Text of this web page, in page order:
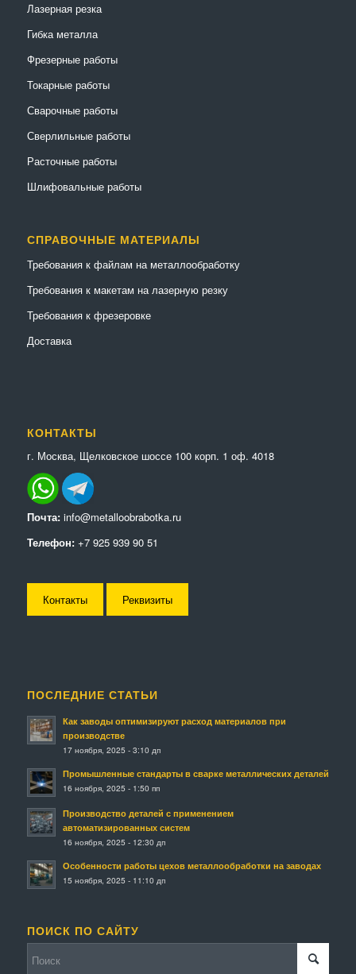
Лазерная резка
Гибка металла
Фрезерные работы
Токарные работы
Сварочные работы
Сверлильные работы
Расточные работы
Шлифовальные работы
СПРАВОЧНЫЕ МАТЕРИАЛЫ
Требования к файлам на металлообработку
Требования к макетам на лазерную резку
Требования к фрезеровке
Доставка
КОНТАКТЫ
г. Москва, Щелковское шоссе 100 корп. 1 оф. 4018
Почта: info@metalloobrabotka.ru
Телефон: +7 925 939 90 51
Контакты Реквизиты
ПОСЛЕДНИЕ СТАТЬИ
Как заводы оптимизируют расход материалов при
производстве
17 ноября, 2025 - 3:10 дп
Промышленные стандарты в сварке металлических деталей
16 ноября, 2025 - 1:50 пп
Производство деталей с применением
автоматизированных систем
16 ноября, 2025 - 12:30 дп
Особенности работы цехов металлообработки на заводах
15 ноября, 2025 - 11:10 дп
ПОИСК ПО САЙТУ